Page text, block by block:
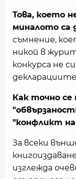
Това, което
миналото са
съмнение,
никой в
конкурса не
Как точно се
"конфликт
За всеки
изглежда